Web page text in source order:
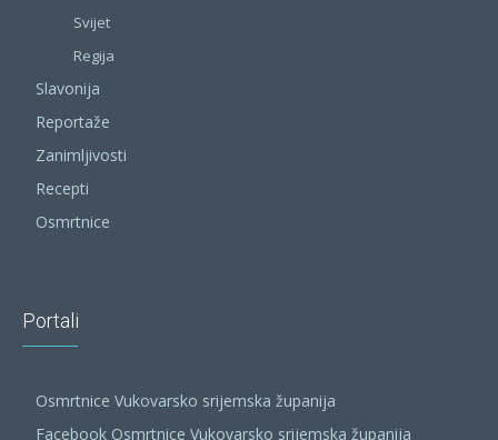
Svijet
Regija
Slavonija
Reportaže
Zanimljivosti
Recepti
Osmrtnice
Portali
Osmrtnice Vukovarsko srijemska županija
Facebook Osmrtnice Vukovarsko srijemska županija